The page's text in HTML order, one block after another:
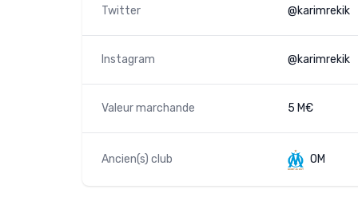
Twitter @karimrekik
Instagram @karimrekik
Valeur marchande 5 M€
Ancien(s) club OM